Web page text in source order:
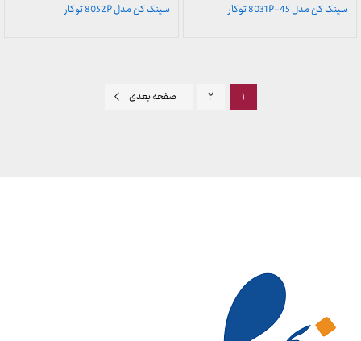
سینک کن مدل 8031P-45 توکار سینک کن مدل 8052P توکار
۱ ۲ صفحه بعدی